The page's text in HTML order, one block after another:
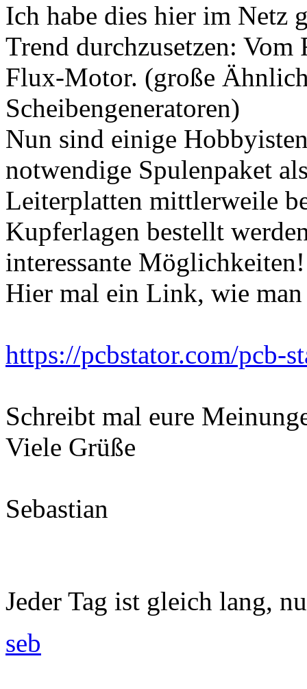
Ich habe dies hier im Netz
Trend durchzusetzen:
Flux-Motor. (große
Scheibengeneratoren)
Nun sind einige
notwendige Spulenpaket
Leiterplatten mittlerweile
Kupferlagen bestellt
interessante Möglichkeiten!
Hier mal ein Link, wie
https://pcbstator.com/pcb-
Schreibt mal eure
Viele Grüße
Sebastian
Jeder Tag ist gleich lang,
seb